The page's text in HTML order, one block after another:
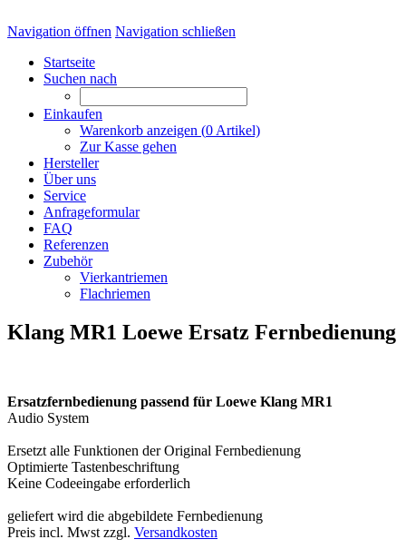
Navigation öffnen Navigation schließen
Startseite
Suchen nach
Einkaufen
Warenkorb anzeigen (0 Artikel)
Zur Kasse gehen
Hersteller
Über uns
Service
Anfrageformular
FAQ
Referenzen
Zubehör
Vierkantriemen
Flachriemen
Klang MR1 Loewe Ersatz Fernbedienung
Ersatzfernbedienung passend für Loewe Klang MR1
Audio System
Ersetzt alle Funktionen der Original Fernbedienung
Optimierte Tastenbeschriftung
Keine Codeeingabe erforderlich
geliefert wird die abgebildete Fernbedienung
Preis incl. Mwst zzgl. Versandkosten